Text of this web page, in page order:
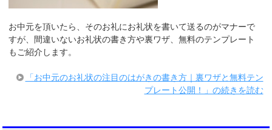
お中元を頂いたら、そのお礼にお礼状を書いて送るのがマナーで
すが、間違いないお礼状の書き方や裏ワザ、無料のテンプレート
もご紹介します。
「お中元のお礼状の注目のはがきの書き方｜裏ワザと無料テン
プレート公開！」の続きを読む